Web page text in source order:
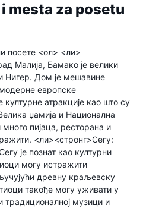
mesta za posetu
посете <ол> <ли>
Малија, Бамако је велики
Нигер. Дом је мешавине
европске
културне атракције као што су
џамија и Национална
много пијаца, ресторана и
<ли><стронг>Сегу:
је познат као културни
могу истражити
древну краљевску
такође могу уживати у
музици и